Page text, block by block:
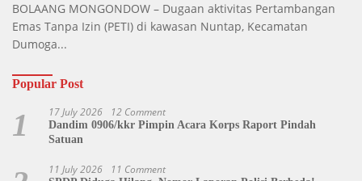
BOLAANG MONGONDOW – Dugaan aktivitas Pertambangan
Emas Tanpa Izin (PETI) di kawasan Nuntap, Kecamatan
Dumoga...
Popular Post
1 17 July 2026 12 Comment
Dandim 0906/kkr Pimpin Acara Korps Raport Pindah
Satuan
11 July 2026 11 Comment